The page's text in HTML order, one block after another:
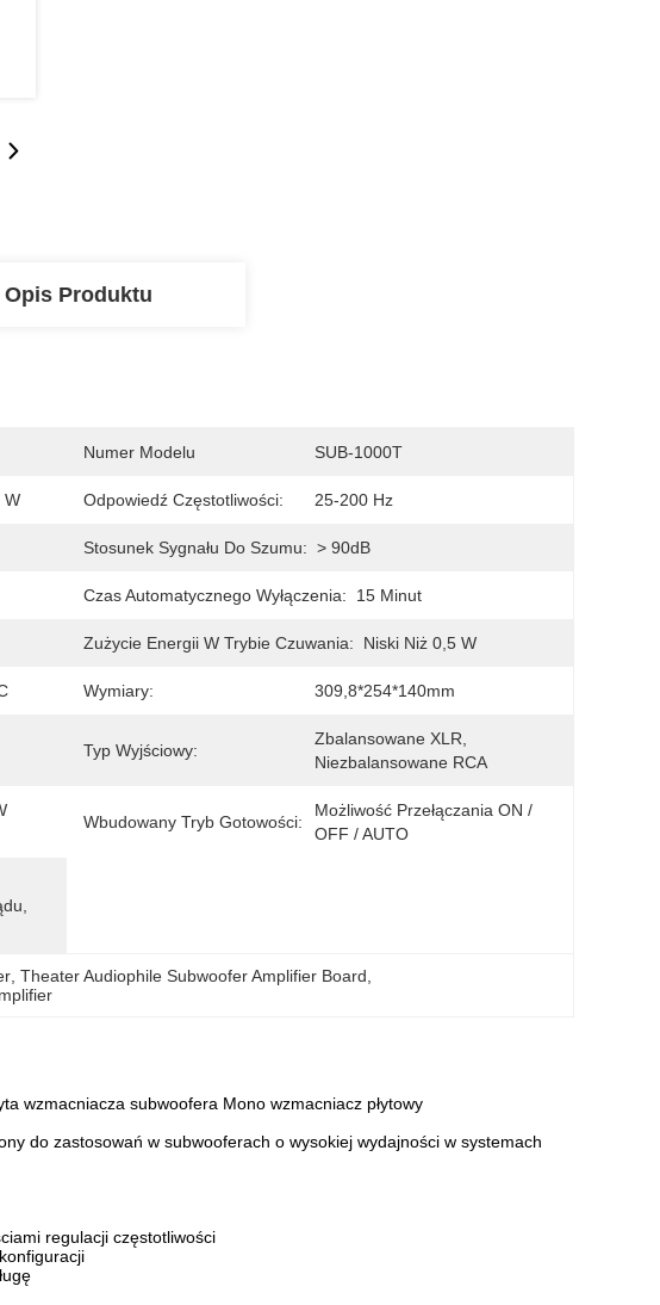
Opis Produktu
Numer Modelu SUB-1000T
W Odpowiedź Częstotliwości: 25-200 Hz
Stosunek Sygnału Do Szumu: > 90dB
Czas Automatycznego Wyłączenia: 15 Minut
Zużycie Energii W Trybie Czuwania: Niski Niż 0,5 W
Wymiary: 309,8*254*140mm
Typ Wyjściowy:
Zbalansowane XLR,
Niezbalansowane RCA
Wbudowany Tryb Gotowości:
Możliwość Przełączania ON /
OFF / AUTO
, Theater Audiophile Subwoofer Amplifier Board
wzmacniacza subwoofera Mono wzmacniacz płytowy
do zastosowań w subwooferach o wysokiej wydajności w systemach
regulacji częstotliwości